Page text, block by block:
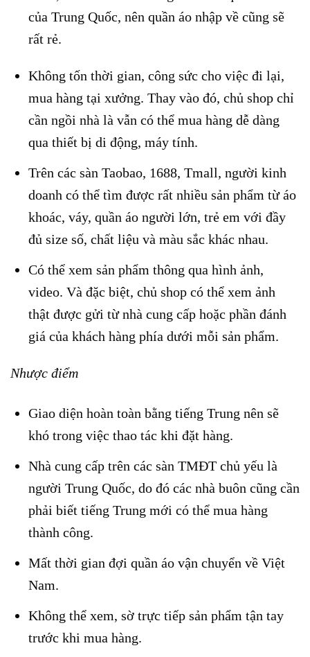
của Trung Quốc, nên quần áo nhập về cũng sẽ
rất rẻ.
Không tốn thời gian, công sức cho việc đi lại,
mua hàng tại xưởng. Thay vào đó, chủ shop chỉ
cần ngồi nhà là vẫn có thể mua hàng dễ dàng
qua thiết bị di động, máy tính.
Trên các sàn Taobao, 1688, Tmall, người kinh
doanh có thể tìm được rất nhiều sản phẩm từ áo
khoác, váy, quần áo người lớn, trẻ em với đầy
đủ size số, chất liệu và màu sắc khác nhau.
Có thể xem sản phẩm thông qua hình ảnh,
video. Và đặc biệt, chủ shop có thể xem ảnh
thật được gửi từ nhà cung cấp hoặc phần đánh
giá của khách hàng phía dưới mỗi sản phẩm.
Nhược điểm
Giao diện hoàn toàn bằng tiếng Trung nên sẽ
khó trong việc thao tác khi đặt hàng.
Nhà cung cấp trên các sàn TMĐT chủ yếu là
người Trung Quốc, do đó các nhà buôn cũng cần
phải biết tiếng Trung mới có thể mua hàng
thành công.
Mất thời gian đợi quần áo vận chuyển về Việt
Nam.
Không thể xem, sờ trực tiếp sản phẩm tận tay
trước khi mua hàng.